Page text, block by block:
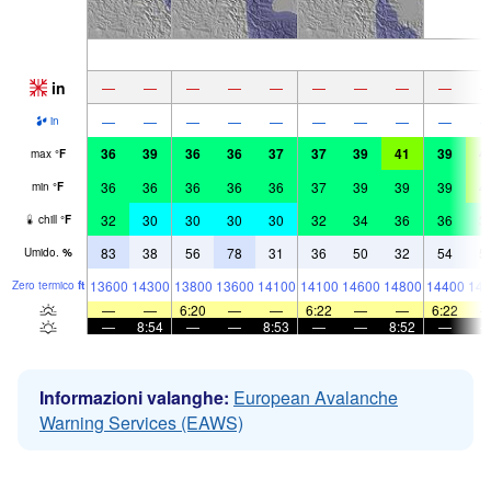
in — — — — — — — — —
in — — — — — — — — —
max °F 36 39 36 36 37 37 39 41 39
min °F 36 36 36 36 36 37 39 39 39
chill °F 32 30 30 30 30 32 34 36 36
Umido. % 83 38 56 78 31 36 50 32 54
Zero termico ft 13600 14300 13800 13600 14100 14100 14600 14800 14400
—
— 6:20 — — 6:22 — — 6:22
—
8:54 — — 8:53 — — 8:52 —
Informazioni valanghe: European Avalanche
Warning Services (EAWS)